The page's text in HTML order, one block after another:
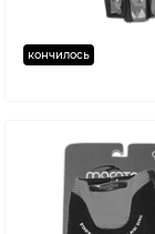
кончилось